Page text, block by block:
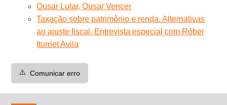
Ousar Lutar, Ousar Vencer
Taxação sobre patrimônio e renda. Alternativas
ao ajuste fiscal. Entrevista especial com Róber
Iturriet Avila
⚠️ Comunicar erro